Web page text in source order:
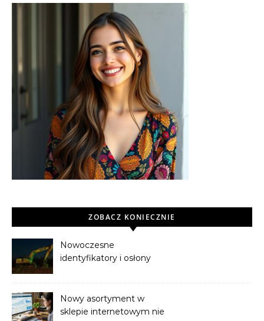
ZOBACZ KONIECZNIE
Nowoczesne
identyfikatory i osłony
od ptsrabka.pl
Nowy asortyment w
sklepie internetowym nie